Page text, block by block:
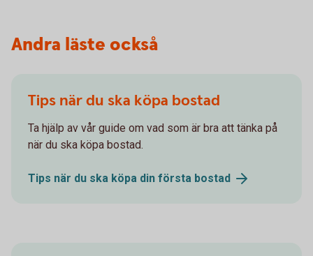
Andra läste också
Tips när du ska köpa bostad
Ta hjälp av vår guide om vad som är bra att tänka på
när du ska köpa bostad.
Tips när du ska köpa din första bostad